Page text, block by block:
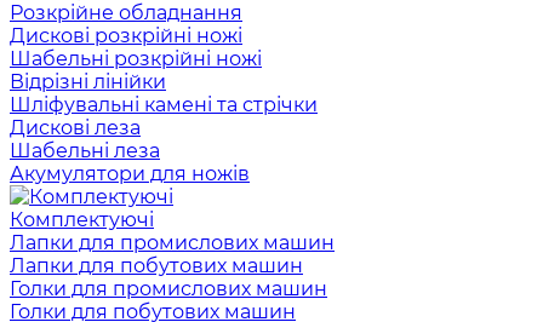
Розкрійне обладнання
Дискові розкрійні ножі
Шабельні розкрійні ножі
Відрізні лінійки
Шліфувальні камені та стрічки
Дискові леза
Шабельні леза
Акумулятори для ножів
Комплектуючі
Лапки для промислових машин
Лапки для побутових машин
Голки для промислових машин
Голки для побутових машин